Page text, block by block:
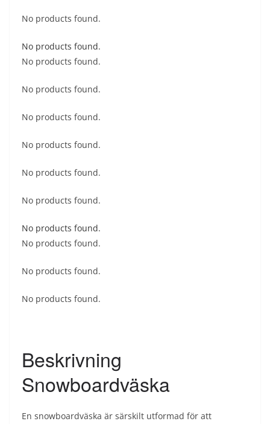
No products found.
No products found.
No products found.
No products found.
No products found.
No products found.
No products found.
No products found.
No products found.
No products found.
No products found.
No products found.
Beskrivning
Snowboardväska
En snowboardväska är särskilt utformad för att